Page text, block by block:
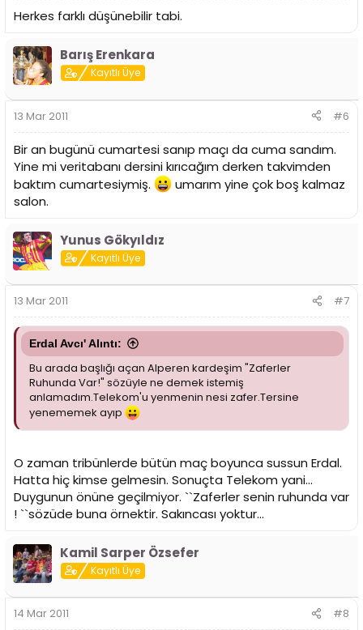
Herkes farklı düşünebilir tabi.
Barış Erenkara
Kayıtlı Üye
13 Mar 2011 #6
Bir an bugünü cumartesi sanıp maçı da cuma sandım.
Yine mi veritabanı dersini kırıcağım derken takvimden
baktım cumartesiymiş.
umarım yine çok boş kalmaz
salon.
Yunus Gökyıldız
Kayıtlı Üye
13 Mar 2011 #7
Erdal Avcı' Alıntı:
Bu arada başlığı açan Alperen kardeşim "Zaferler
Ruhunda Var!" sözüyle ne demek istemiş
anlamadım.Telekom'u yenmenin nesi zafer.Tersine
yenememek ayıp
O zaman tribünlerde bütün maç boyunca sussun Erdal.
Hatta hiç kimse gelmesin. Sonuçta Telekom yani...
Duygunun önüne geçilmiyor. ``Zaferler senin ruhunda var
! ``sözüde buna örnektir. Sakıncası yoktur...
Kamil Sarper Özsefer
Kayıtlı Üye
14 Mar 2011 #8